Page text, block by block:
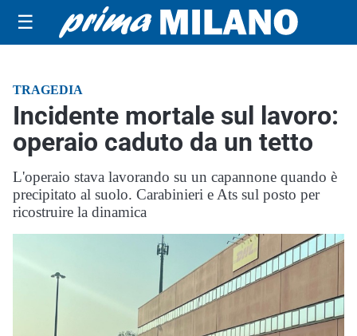
☰
TRAGEDIA
Incidente mortale sul lavoro:
operaio caduto da un tetto
L'operaio stava lavorando su un capannone quando è
precipitato al suolo. Carabinieri e Ats sul posto per
ricostruire la dinamica